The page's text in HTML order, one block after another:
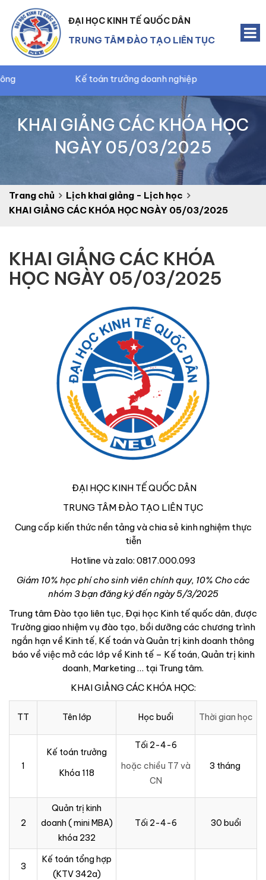
ĐẠI HỌC KINH TẾ QUỐC DÂN
TRUNG TÂM ĐÀO TẠO LIÊN TỤC
Kế toán trưởng doanh nghiệp
KHAI GIẢNG CÁC KHÓA HỌC
NGÀY 05/03/2025
Trang chủ
Lịch khai giảng - Lịch học
KHAI GIẢNG CÁC KHÓA HỌC NGÀY 05/03/2025
KHAI GIẢNG CÁC KHÓA
HỌC NGÀY 05/03/2025
ĐẠI HỌC KINH TẾ QUỐC DÂN
TRUNG TÂM ĐÀO TẠO LIÊN TỤC
Cung cấp kiến thức nền tảng và chia sẻ kinh nghiệm thực
tiễn
Hotline và zalo: 0817.000.093
Giám 10% học phí cho sinh viên chính quy, 10% Cho các
nhóm 3 bạn đăng ký đến ngày 5/3/2025
Trung tâm Đào tạo liên tục, Đại học Kinh tế quốc dân, được
Trường giao nhiệm vụ đào tạo, bồi dưỡng các chương trình
ngắn hạn về Kinh tế, Kế toán và Quản trị kinh doanh thông
báo về việc mở các lớp về Kinh tế – Kế toán, Quản trị kinh
doanh, Marketing … tại Trung tâm.
KHAI GIẢNG CÁC KHÓA HỌC:
TT Tên lớp Học buổi Thời gian học
1
Kế toán trưởng
Khóa 118
Tối 2-4-6
hoặc chiều T7 và
CN
3 tháng
2
Quản trị kinh
doanh ( mini MBA)
khóa 232
Tối 2-4-6 30 buổi
3
Kế toán tổng hợp
(KTV 342a)